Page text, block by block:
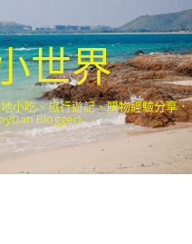
世界
小吃、旅行遊記、購物經驗分享．
Blogger)